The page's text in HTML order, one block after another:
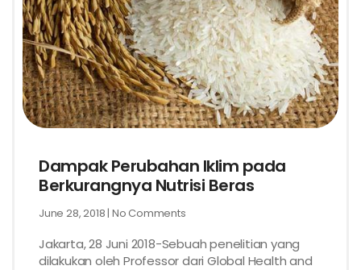
Dampak Perubahan Iklim pada
Berkurangnya Nutrisi Beras
June 28, 2018 No Comments
Jakarta, 28 Juni 2018-Sebuah penelitian yang
dilakukan oleh Professor dari Global Health and